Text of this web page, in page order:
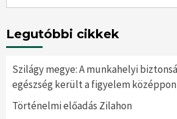
Legutóbbi cikkek
Szilágy megye: A munkahelyi
egészség került a figyelem
Történelmi előadás Zilahon